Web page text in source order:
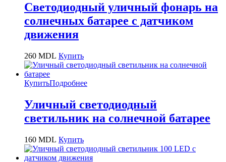
Светодиодный уличный фонарь на
солнечных батарее с датчиком
движения
260 MDL Купить
КупитьПодробнее
Уличный светодиодный
светильник на солнечной батарее
160 MDL Купить